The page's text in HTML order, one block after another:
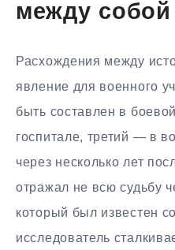
между собой
Расхождения между
явление для военного
быть составлен в
госпитале, третий — в
через несколько лет
отражал не всю судьбу
который был известен
исследователь